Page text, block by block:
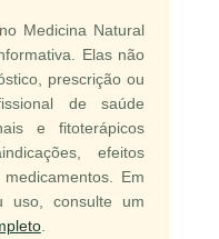
Medicina Natural
Elas não
prescrição ou
de saúde
e fitoterápicos
efeitos
Em
uso, consulte um
.